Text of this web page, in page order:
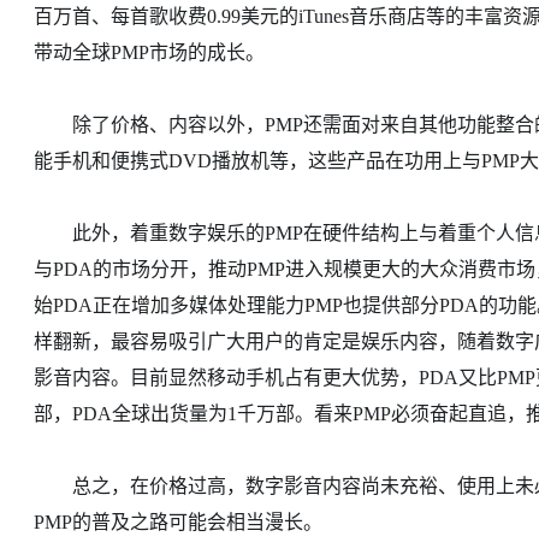
百万首、每首歌收费0.99美元的iTunes音乐商店等的丰富
带动全球PMP市场的成长。
除了价格、内容以外，PMP还需面对来自其他功能整合
能手机和便携式DVD播放机等，这些产品在功用上与PMP
此外，着重数字娱乐的PMP在硬件结构上与着重个人信
与PDA的市场分开，推动PMP进入规模更大的大众消费市
始PDA正在增加多媒体处理能力PMP也提供部分PDA的功
样翻新，最容易吸引广大用户的肯定是娱乐内容，随着数
影音内容。目前显然移动手机占有更大优势，PDA又比
部，PDA全球出货量为1千万部。看来PMP必须奋起直追
总之，在价格过高，数字影音内容尚未充裕、使用上未
PMP的普及之路可能会相当漫长。